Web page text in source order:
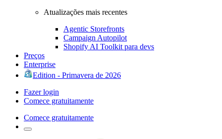
Atualizações mais recentes
Agentic Storefronts
Campaign Autopilot
Shopify AI Toolkit para devs
Preços
Enterprise
Edition - Primavera de 2026
Fazer login
Comece gratuitamente
Comece gratuitamente